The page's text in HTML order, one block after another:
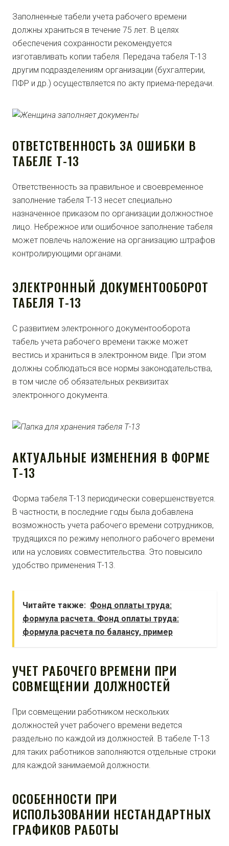
Заполненные табели учета рабочего времени
должны храниться в течение 75 лет. В целях
обеспечения сохранности рекомендуется
изготавливать копии табеля. Передача табеля Т-13
другим подразделениям организации (бухгалтерии,
ПФР и др.) осуществляется по акту приема-передачи.
ОТВЕТСТВЕННОСТЬ ЗА ОШИБКИ В
ТАБЕЛЕ Т-13
Ответственность за правильное и своевременное
заполнение табеля Т-13 несет специально
назначенное приказом по организации должностное
лицо. Небрежное или ошибочное заполнение табеля
может повлечь наложение на организацию штрафов
контролирующими органами.
ЭЛЕКТРОННЫЙ ДОКУМЕНТООБОРОТ
ТАБЕЛЯ Т-13
С развитием электронного документооборота
табель учета рабочего времени также может
вестись и храниться в электронном виде. При этом
должны соблюдаться все нормы законодательства,
в том числе об обязательных реквизитах
электронного документа.
АКТУАЛЬНЫЕ ИЗМЕНЕНИЯ В ФОРМЕ
Т-13
Форма табеля Т-13 периодически совершенствуется.
В частности, в последние годы была добавлена
возможность учета рабочего времени сотрудников,
трудящихся по режиму неполного рабочего времени
или на условиях совместительства. Это повысило
удобство применения Т-13.
Читайте также: Фонд оплаты труда:
формула расчета. Фонд оплаты труда:
формула расчета по балансу, пример
УЧЕТ РАБОЧЕГО ВРЕМЕНИ ПРИ
СОВМЕЩЕНИИ ДОЛЖНОСТЕЙ
При совмещении работником нескольких
должностей учет рабочего времени ведется
раздельно по каждой из должностей. В табеле Т-13
для таких работников заполняются отдельные строки
для каждой занимаемой должности.
ОСОБЕННОСТИ ПРИ
ИСПОЛЬЗОВАНИИ НЕСТАНДАРТНЫХ
ГРАФИКОВ РАБОТЫ